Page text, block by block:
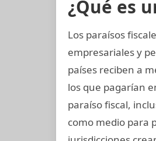
¿Qué es
Los paraísos
empresariales y
países reciben a
los que pagarían
paraíso fiscal,
como medio para